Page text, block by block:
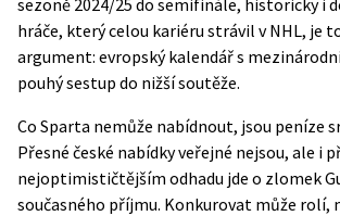
sezoně 2024/25 do semifinále, historicky i
hráče, který celou kariéru strávil v NHL, je
argument: evropský kalendář s
pouhý sestup do nižší soutěže.
Co Sparta nemůže nabídnout, jsou peníze
Přesné české nabídky veřejné nejsou, ale i
nejoptimističtějším odhadu jde o zlomek
současného příjmu. Konkurovat může rolí,